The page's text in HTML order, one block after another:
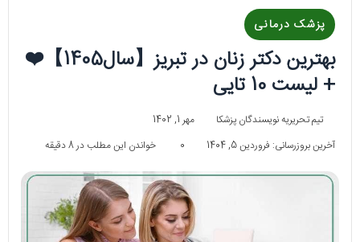
پزشک درمانی
بهترین دکتر زنان در تبریز【سال1405】❤️
+ لیست 10 تایی
تیم تحریریه نویسندگان پزشکا
مهر 1, 1402
آخرین بروزرسانی: فروردین 5, 1404
0 خواندن این مطلب در 8 دقیقه